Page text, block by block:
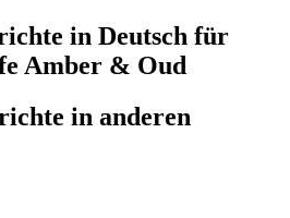
in Deutsch für
Amber & Oud
in anderen